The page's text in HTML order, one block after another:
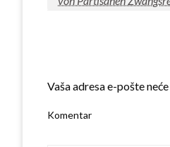
Vaša adresa e-pošte
Komentar